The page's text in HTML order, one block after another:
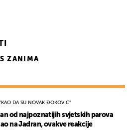
ZANIMA
"KAO DA SU NOVAK ĐOKOVIĆ"
od najpoznatijih svjetskih parova
na Jadran, ovakve reakcije